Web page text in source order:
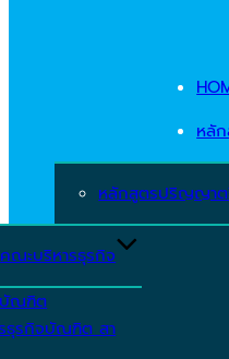
หลั
หลักสูตรปริญญา
คณะบริหารธุรกิจ
ณฑิต
ธุรกิจบัณฑิต สา